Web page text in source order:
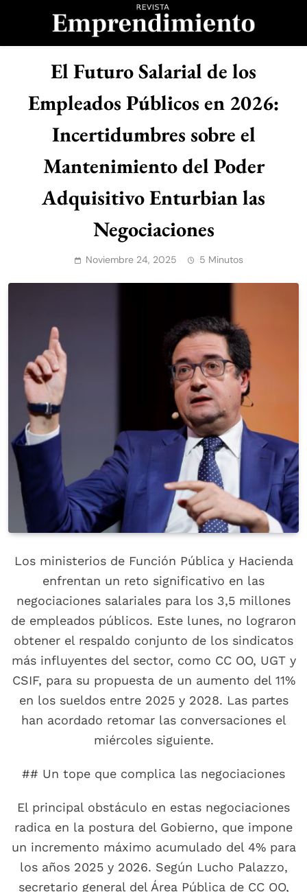
Revista
Emprendimiento
El Futuro Salarial de los
Empleados Públicos en 2026:
Incertidumbres sobre el
Mantenimiento del Poder
Adquisitivo Enturbian las
Negociaciones
Noviembre 24, 2025 5 Minutos
Los ministerios de Función Pública y Hacienda
enfrentan un reto significativo en las
negociaciones salariales para los 3,5 millones
de empleados públicos. Este lunes, no lograron
obtener el respaldo conjunto de los sindicatos
más influyentes del sector, como CC OO, UGT y
CSIF, para su propuesta de un aumento del 11%
en los sueldos entre 2025 y 2028. Las partes
han acordado retomar las conversaciones el
miércoles siguiente.
## Un tope que complica las negociaciones
El principal obstáculo en estas negociaciones
radica en la postura del Gobierno, que impone
un incremento máximo acumulado del 4% para
los años 2025 y 2026. Según Lucho Palazzo,
secretario general del Área Pública de CC OO,